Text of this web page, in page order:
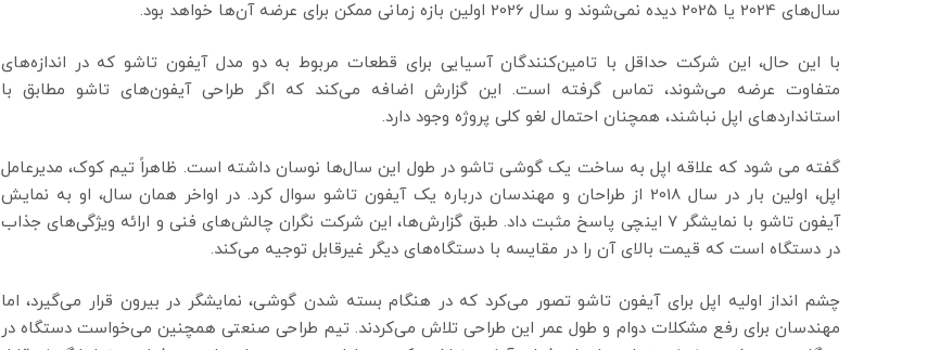
سال‌های 2024 یا 2025 دیده نمی‌شوند و سال 2026 اولین بازه زمانی ممکن برای عرضه آن‌ها خواهد بود.
با این حال، این شرکت حداقل با تامین‌کنندگان آسیایی برای قطعات مربوط به دو مدل آیفون تاشو که در اندازه‌های
متفاوت عرضه می‌شوند، تماس گرفته است. این گزارش اضافه می‌کند که اگر طراحی آیفون‌های تاشو مطابق با
استانداردهای اپل نباشند، همچنان احتمال لغو کلی پروژه وجود دارد.
گفته می شود که علاقه اپل به ساخت یک گوشی تاشو در طول این سال‌ها نوسان داشته است. ظاهراً تیم کوک، مدیرعامل
اپل، اولین بار در سال 2018 از طراحان و مهندسان درباره یک آیفون تاشو سوال کرد. در اواخر همان سال، او به نمایش
آیفون تاشو با نمایشگر 7 اینچی پاسخ مثبت داد. طبق گزارش‌ها، این شرکت نگران چالش‌های فنی و ارائه ویژگی‌های جذاب
در دستگاه است که قیمت بالای آن را در مقایسه با دستگاه‌های دیگر غیرقابل توجیه می‌کند.
چشم انداز اولیه اپل برای آیفون تاشو تصور می‌کرد که در هنگام بسته شدن گوشی، نمایشگر در بیرون قرار می‌گیرد، اما
مهندسان برای رفع مشکلات دوام و طول عمر این طراحی تلاش می‌کردند. تیم طراحی صنعتی همچنین می‌خواست دستگاه در